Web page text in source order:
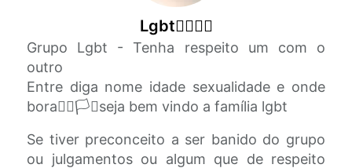
Lgbt🏳️‍🌈🏳‍⚧
Grupo Lgbt - Tenha respeito um com o
outro
Entre diga nome idade sexualidade e onde
bora🏳️‍🌈🏳️‍⚧️seja bem vindo a família lgbt
Se tiver preconceito a ser banido do grupo
ou julgamentos ou algum que de respeito